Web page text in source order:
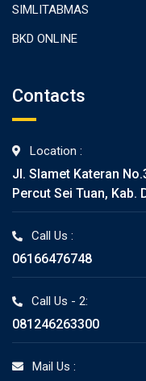
SIMLITABMAS
BKD ONLINE
Contacts
Location :
Jl. Slamet Kateran
Percut Sei Tuan, Kab.
Call Us :
06166476748
Call Us - 2:
081246263300
Mail Us :